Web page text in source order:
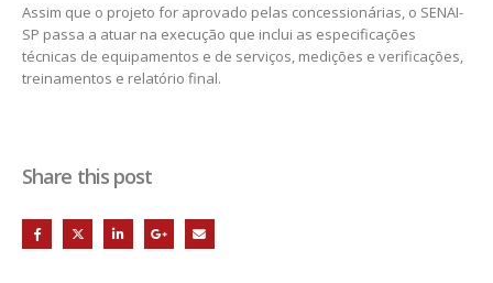
Assim que o projeto for aprovado pelas concessionárias, o SENAI-
SP passa a atuar na execução que inclui as especificações
técnicas de equipamentos e de serviços, medições e verificações,
treinamentos e relatório final.
Share this post